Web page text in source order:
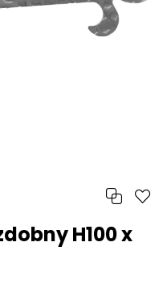
H100 x